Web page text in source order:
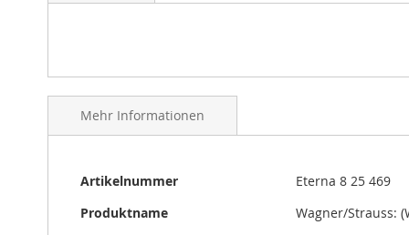
Mehr Informationen
Mehr
Artikelnummer
Eterna 8 25 469
Produktname
Wagner/Strauss: